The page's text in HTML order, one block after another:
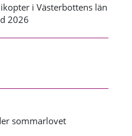
i Västerbottens län
2026
sommarlovet